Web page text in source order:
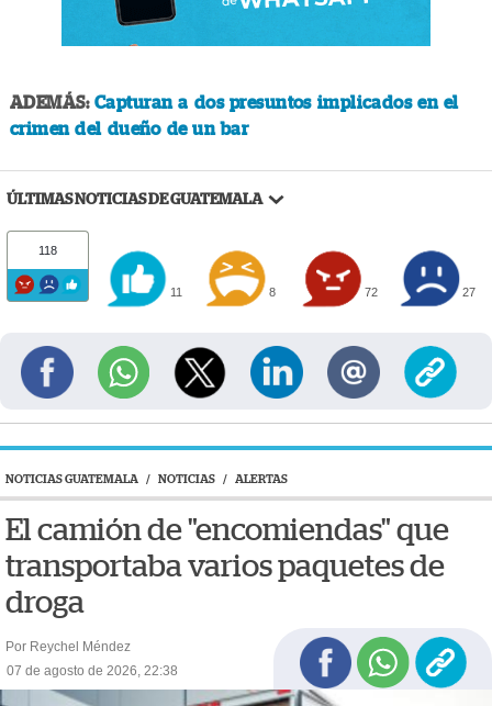
ADEMÁS: Capturan a dos presuntos implicados en el
crimen del dueño de un bar
ÚLTIMAS NOTICIAS DE GUATEMALA
118
11 8 72 27
NOTICIAS GUATEMALA / NOTICIAS / ALERTAS
El camión de "encomiendas" que
transportaba varios paquetes de
droga
Por Reychel Méndez
07 de agosto de 2026, 22:38